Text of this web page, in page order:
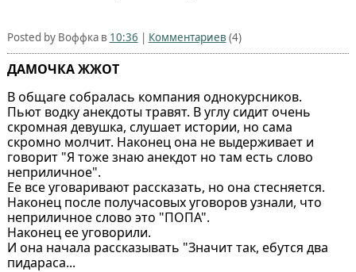
Posted by Воффка в 10:36 | Комментариев (4)
ДАМОЧКА ЖЖОТ
В общаге собралась компания однокурсников.
Пьют водку анекдоты травят. В углу сидит очень
скромная девушка, слушает истории, но сама
скромно молчит. Наконец она не выдерживает и
говорит "Я тоже знаю анекдот но там есть слово
неприличное".
Ее все уговаривают рассказать, но она стесняется.
Наконец после получасовых уговоров узнали, что
неприличное слово это "ПОПА".
Наконец ее уговорили.
И она начала рассказывать "Значит так, ебутся два
пидараса...